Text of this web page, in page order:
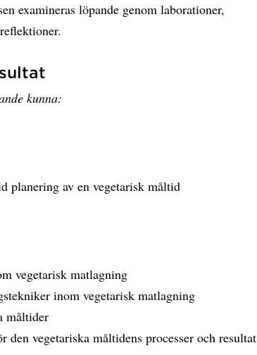
examineras löpande genom laborationer,
kunna:
planering av en vegetarisk måltid
vegetarisk matlagning
inom vegetarisk matlagning
måltider
den vegetariska måltidens processer och resultat